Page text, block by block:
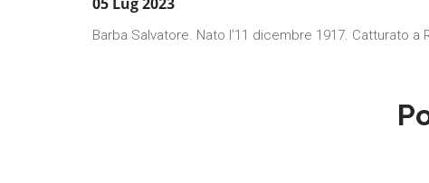
Barba Salvatore. Nato l’11 dicembre 1917. Catturato